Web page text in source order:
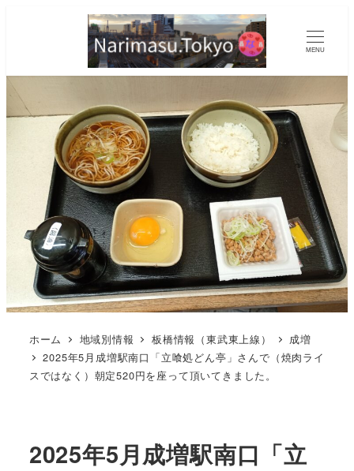
MENU
ホーム 地域別情報 板橋情報（東武東上線）
成増
2025年5月成増駅南口「立喰処どん亭」さんで（焼肉ライ
スではなく）朝定520円を座って頂いてきました。
2025年5月成増駅南口「立